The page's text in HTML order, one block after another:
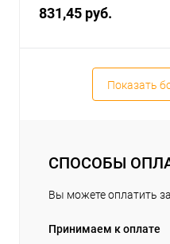
831,45 руб.
Показать
СПОСОБЫ
Вы можете оплатить
Принимаем к оплате